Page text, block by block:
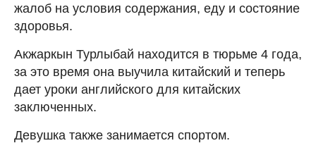
жалоб на условия содержания, еду и состояние
здоровья.
Акжаркын Турлыбай находится в тюрьме 4 года,
за это время она выучила китайский и теперь
дает уроки английского для китайских
заключенных.
Девушка также занимается спортом.